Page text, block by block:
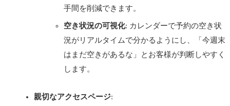
手間を削減できます。
空き状況の可視化: カレンダーで予約の空き状
況がリアルタイムで分かるようにし、「今週末
はまだ空きがあるな」とお客様が判断しやすく
します。
親切なアクセスページ: